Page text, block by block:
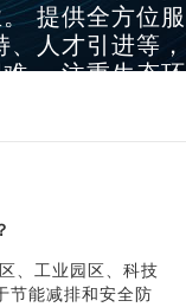
提供全方位服
人才引进等，
。 注重生态环
环境，提高人
、工业园区、科技
节能减排和安全防